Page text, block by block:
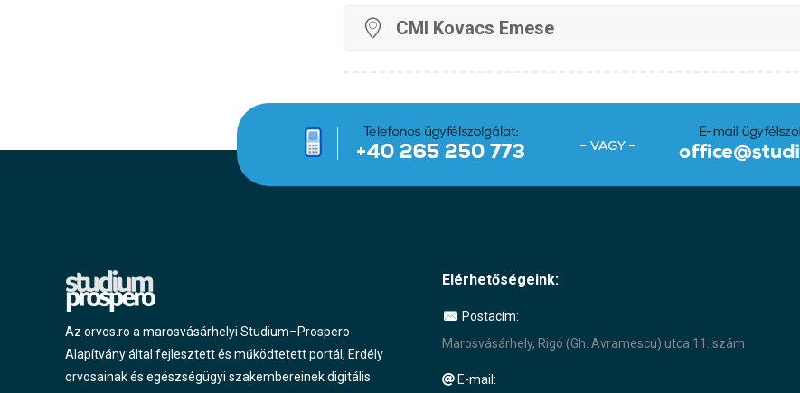
CMI Kovacs Emese
Az orvos.ro a marosvásárhelyi Studium–Prospero
Alapítvány által fejlesztett és működtetett portál, Erdély
orvosainak és egészségügyi szakembereinek digitális
Elérhetőségeink:
Postacím:
Marosvásárhely, Rigó (Gh. Avramescu) utca 11. szám
E-mail: